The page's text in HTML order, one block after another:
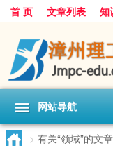
首 页 文章列表 知
网站导航
> 有关“领域”的文章